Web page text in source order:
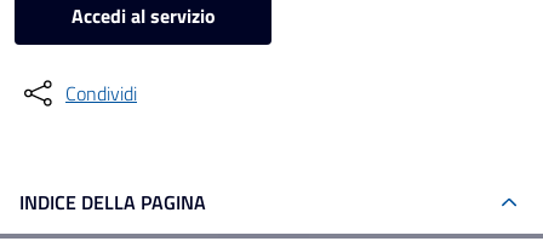
Accedi al servizio
Condividi
INDICE DELLA PAGINA